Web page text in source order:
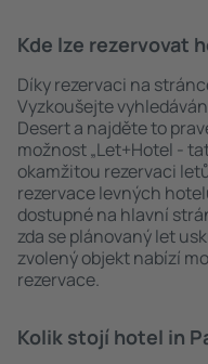
Kde lze rezervovat
Díky rezervaci na
Vyzkoušejte
Desert a najděte to
možnost „Let+Hotel -
okamžitou rezervaci
rezervace levných
dostupné na hlavní
zda se plánovaný let
zvolený objekt nabízí
rezervace.
Kolik stojí hotel in